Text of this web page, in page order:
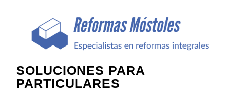
SOLUCIONES PARA
PARTICULARES